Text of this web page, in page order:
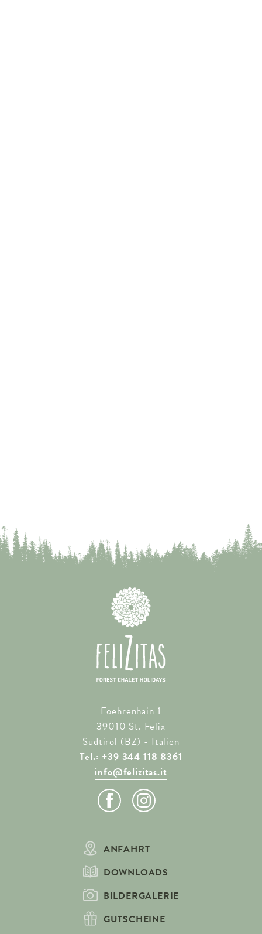
Foehrenhain 1
39010 St. Felix
Südtirol (BZ) - Italien
Tel.: +39 344 118 8361
info@felizitas.it
ANFAHRT
DOWNLOADS
BILDERGALERIE
GUTSCHEINE